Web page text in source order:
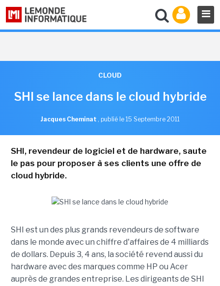
CLOUD
SHI se lance dans le cloud hybride
Jacques Cheminat , publié le 15 Septembre 2011
SHI, revendeur de logiciel et de hardware, saute
le pas pour proposer à ses clients une offre de
cloud hybride.
SHI est un des plus grands revendeurs de software
dans le monde avec un chiffre d'affaires de 4 milliards
de dollars. Depuis 3, 4 ans, la société revend aussi du
hardware avec des marques comme HP ou Acer
auprès de grandes entreprise. Les dirigeants de SHI